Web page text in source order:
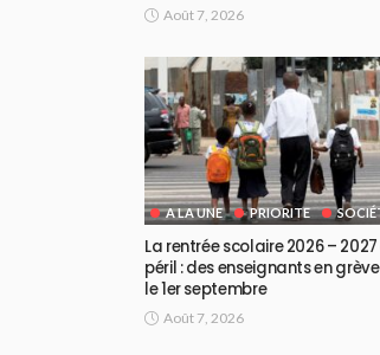
Août 7, 2026
A LA UNE PRIORITE
La rentrée scolaire 2026 – 2027
péril : des enseignants en
le 1er septembre
Août 7, 2026